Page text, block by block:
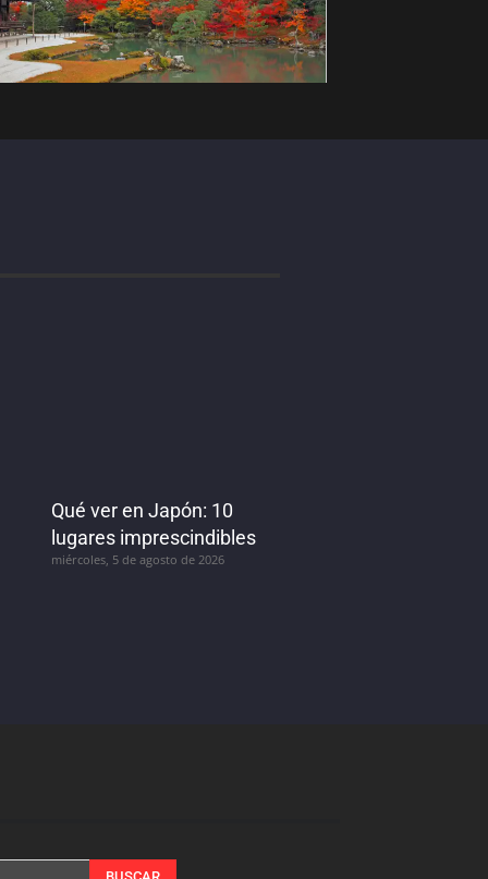
Qué ver en Japón: 10
lugares imprescindibles
miércoles, 5 de agosto de 2026